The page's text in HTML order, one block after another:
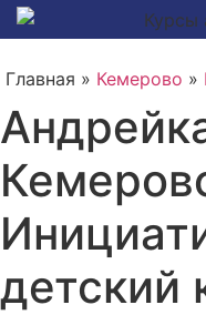
Главная » Кемерово »
детский